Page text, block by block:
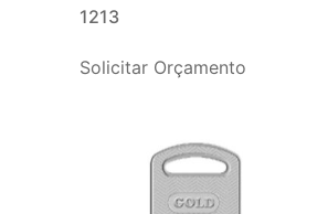
1213
Solicitar Orçamento